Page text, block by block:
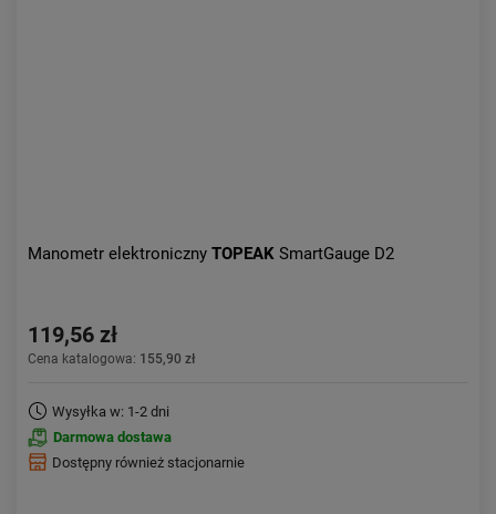
Manometr elektroniczny TOPEAK SmartGauge D2
119,56 zł
Cena katalogowa: 155,90 zł
Wysyłka w: 1-2 dni
Darmowa dostawa
Dostępny również stacjonarnie